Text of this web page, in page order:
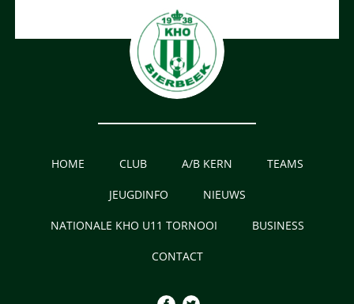
HOME CLUB A/B KERN TEAMS
JEUGDINFO NIEUWS
NATIONALE KHO U11 TORNOOI BUSINESS
CONTACT